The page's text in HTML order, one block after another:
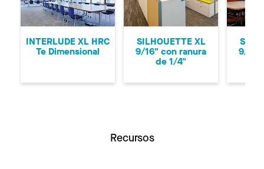
Anterior
INTERLUDE XL HRC
Te Dimensional
SILHOUETTE XL
9/16" con ranura
de 1/4"
9/16"
Recursos